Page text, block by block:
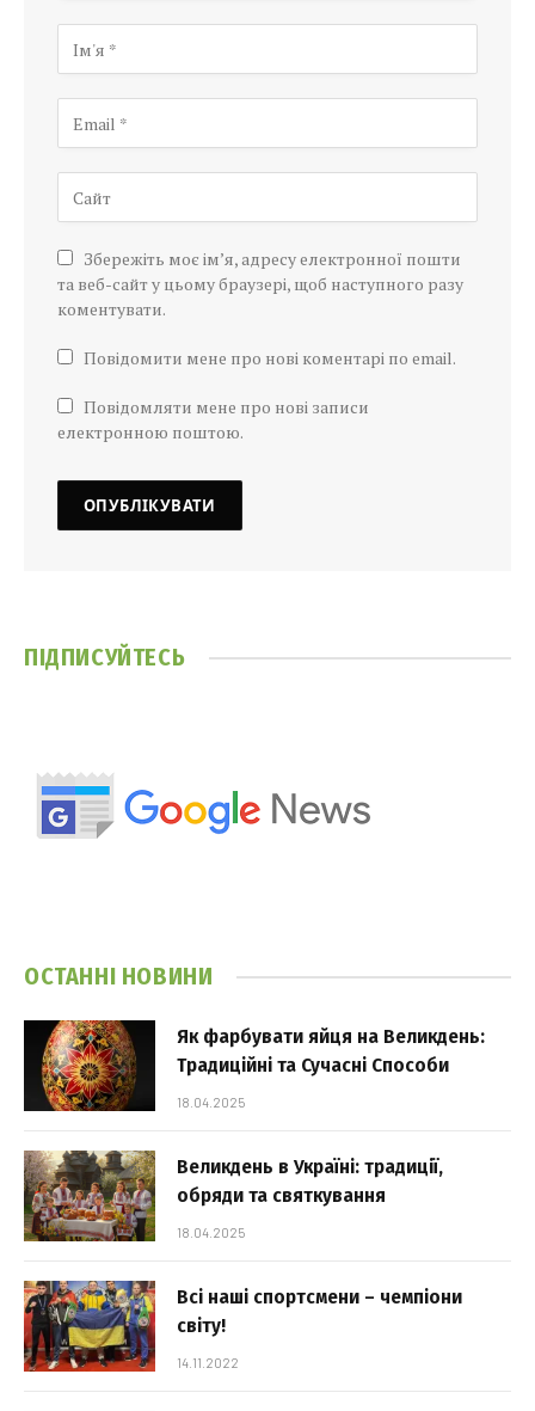
Збережіть моє ім’я, адресу електронної пошти
та веб-сайт у цьому браузері, щоб наступного разу
коментувати.
Повідомити мене про нові коментарі по email.
Повідомляти мене про нові записи
електронною поштою.
ПІДПИСУЙТЕСЬ
ОСТАННІ НОВИНИ
Як фарбувати яйця на Великдень:
Традиційні та Сучасні Способи
18.04.2025
Великдень в Україні: традиції,
обряди та святкування
18.04.2025
Всі наші спортсмени – чемпіони
світу!
14.11.2022